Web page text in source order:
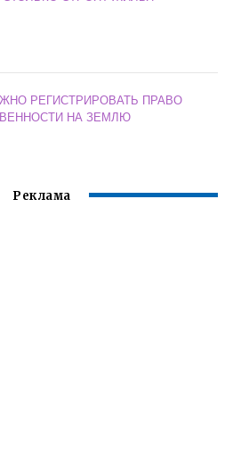
РЕГИСТРИРОВАТЬ ПРАВО
НА ЗЕМЛЮ
Реклама